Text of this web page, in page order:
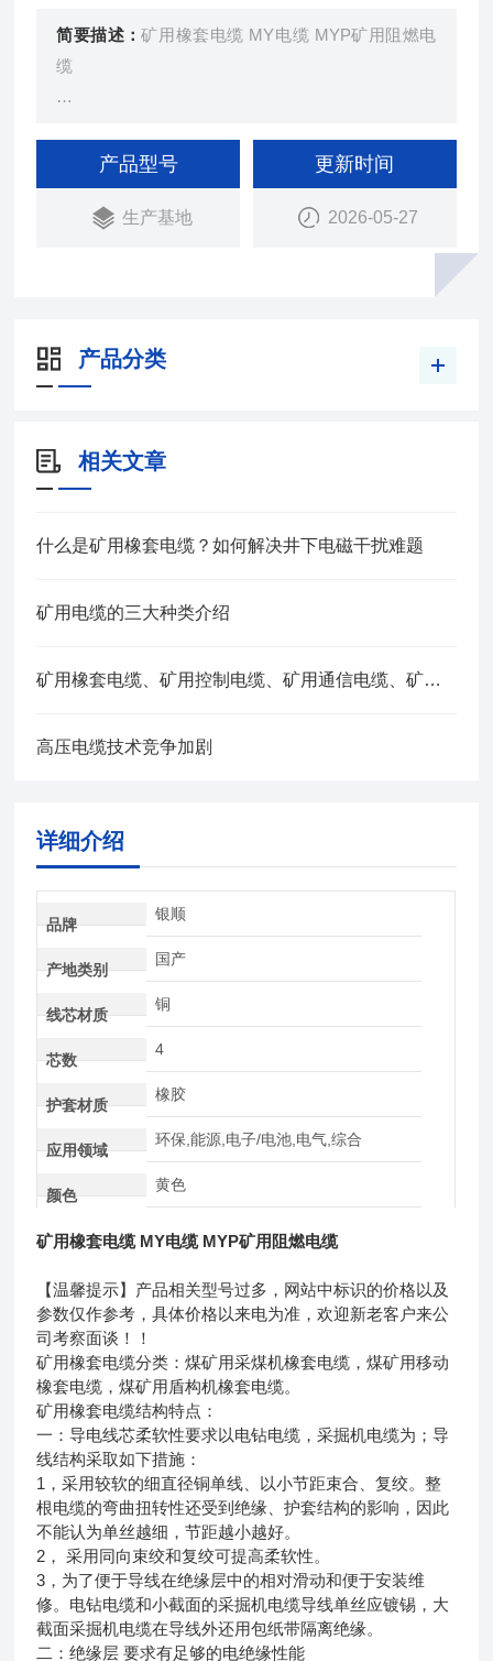
简要描述：矿用橡套电缆 MY电缆 MYP矿用阻燃电
缆
12972.5-91）
本产品适用于额定电压0.66/1.14KV及以下移动设备
用铜芯橡皮护套软电缆
产品型号
生产基地
更新时间
2026-05-27
产品分类
相关文章
什么是矿用橡套电缆？如何解决井下电磁干扰难题
矿用电缆的三大种类介绍
矿用橡套电缆、矿用控制电缆、矿用通信电缆、矿用电力电缆、矿用计算机电缆区别，看完不选错
高压电缆技术竞争加剧
详细介绍
品牌
银顺
产地类别
国产
线芯材质
铜
芯数
4
护套材质
橡胶
应用领域
环保,能源,电子/电池,电气,综合
颜色
黄色
矿用橡套电缆 MY电缆 MYP矿用阻燃电缆
【温馨提示】产品相关型号过多，网站中标识的价格以及
参数仅作参考，具体价格以来电为准，欢迎新老客户来公
司考察面谈！！
矿用橡套电缆分类：煤矿用采煤机橡套电缆，煤矿用移动
橡套电缆，煤矿用盾构机橡套电缆。
矿用橡套电缆结构特点：
一：导电线芯柔软性要求以电钻电缆，采掘机电缆为；导
线结构采取如下措施：
1，采用较软的细直径铜单线、以小节距束合、复绞。整
根电缆的弯曲扭转性还受到绝缘、护套结构的影响，因此
不能认为单丝越细，节距越小越好。
2， 采用同向束绞和复绞可提高柔软性。
3，为了便于导线在绝缘层中的相对滑动和便于安装维
修。电钻电缆和小截面的采掘机电缆导线单丝应镀锡，大
截面采掘机电缆在导线外还用包纸带隔离绝缘。
二：绝缘层 要求有足够的电绝缘性能